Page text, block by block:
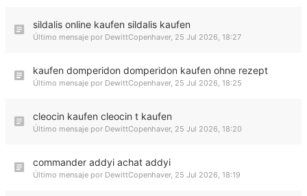
sildalis online kaufen sildalis kaufen
Último mensaje por DewittCopenhaver, 25 Jul 2026, 18:27
kaufen domperidon domperidon kaufen ohne rezept
Último mensaje por DewittCopenhaver, 25 Jul 2026, 18:25
cleocin kaufen cleocin t kaufen
Último mensaje por DewittCopenhaver, 25 Jul 2026, 18:20
commander addyi achat addyi
Último mensaje por DewittCopenhaver, 25 Jul 2026, 18:19